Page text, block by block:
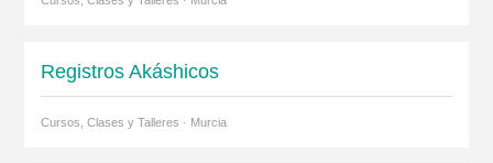
Registros Akáshicos
Cursos, Clases y Talleres · Murcia